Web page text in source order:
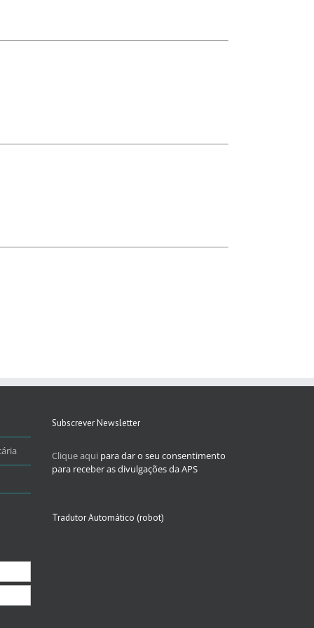
Subscrever Newsletter
Clique aqui para dar o seu consentimento
para receber as divulgações da APS
Tradutor Automático (robot)